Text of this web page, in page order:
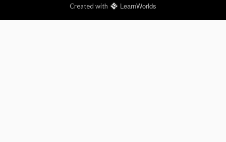
Created with LearnWorlds